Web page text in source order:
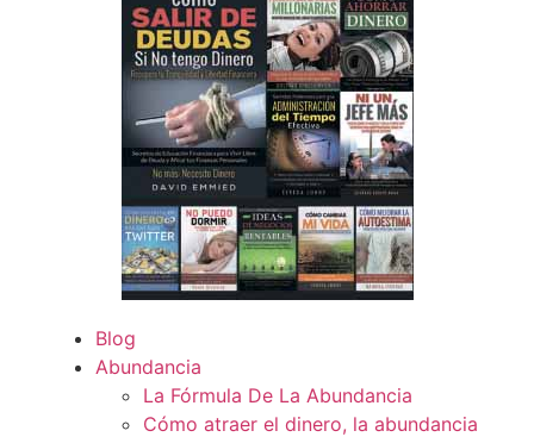
Blog
Abundancia
La Fórmula De La Abundancia
Cómo atraer el dinero, la abundancia